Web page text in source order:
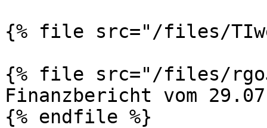
{% file src="/files/
{% file src="/files/
Finanzbericht vom
{% endfile %}